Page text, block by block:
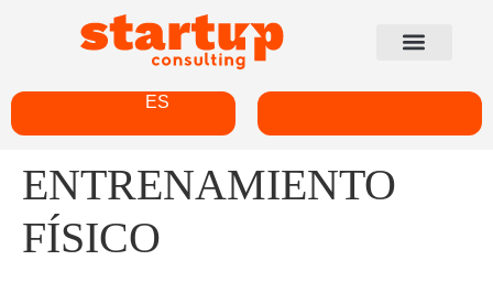
ES
ENTRENAMIENTO
FÍSICO